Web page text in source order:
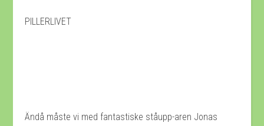
PILLERLIVET
Ändå måste vi med fantastiske ståupp-aren Jonas